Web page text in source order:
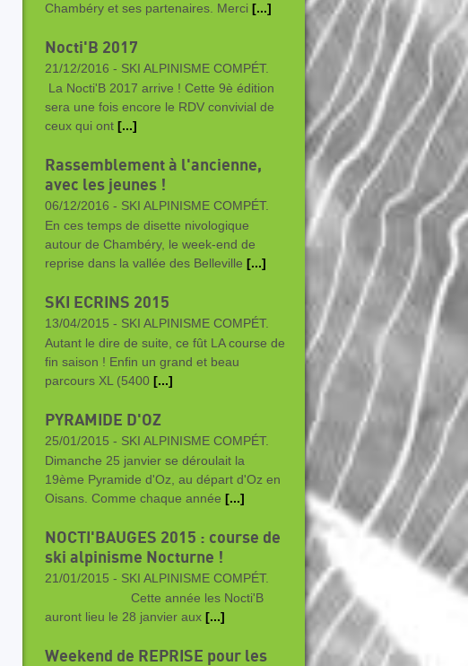
Chambéry et ses partenaires. Merci [...]
Nocti'B 2017
21/12/2016 - SKI ALPINISME COMPÉT.
La Nocti'B 2017 arrive ! Cette 9è édition
sera une fois encore le RDV convivial de
ceux qui ont [...]
Rassemblement à l'ancienne,
avec les jeunes !
06/12/2016 - SKI ALPINISME COMPÉT.
En ces temps de disette nivologique
autour de Chambéry, le week-end de
reprise dans la vallée des Belleville [...]
SKI ECRINS 2015
13/04/2015 - SKI ALPINISME COMPÉT.
Autant le dire de suite, ce fût LA course de
fin saison ! Enfin un grand et beau
parcours XL (5400 [...]
PYRAMIDE D'OZ
25/01/2015 - SKI ALPINISME COMPÉT.
Dimanche 25 janvier se déroulait la
19ème Pyramide d'Oz, au départ d'Oz en
Oisans. Comme chaque année [...]
NOCTI'BAUGES 2015 : course de
ski alpinisme Nocturne !
21/01/2015 - SKI ALPINISME COMPÉT.
Cette année les Nocti'B
auront lieu le 28 janvier aux [...]
Weekend de REPRISE pour les